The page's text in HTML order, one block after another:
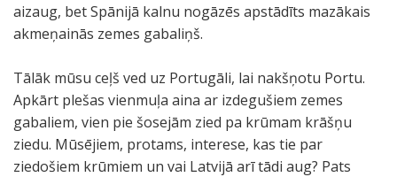
aizaug, bet Spānijā kalnu nogāzēs apstādīts mazākais
akmeņainās zemes gabaliņš.
Tālāk mūsu ceļš ved uz Portugāli, lai nakšņotu Portu.
Apkārt plešas vienmuļa aina ar izdegušiem zemes
gabaliem, vien pie šosejām zied pa krūmam krāšņu
ziedu. Mūsējiem, protams, interese, kas tie par
ziedošiem krūmiem un vai Latvijā arī tādi aug? Pats